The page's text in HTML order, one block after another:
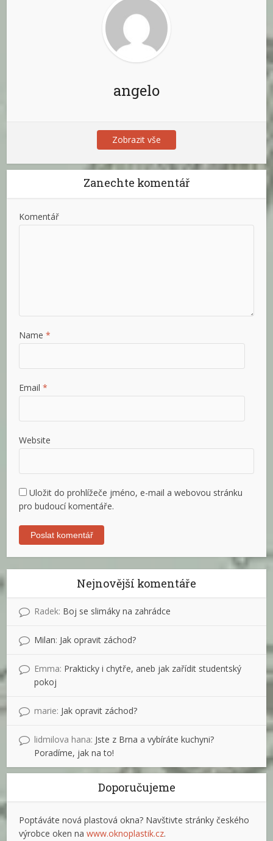
angelo
Zobrazit vše
Zanechte komentář
Komentář
Name *
Email *
Website
Uložit do prohlížeče jméno, e-mail a webovou stránku
pro budoucí komentáře.
Nejnovější komentáře
Radek: Boj se slimáky na zahrádce
Milan: Jak opravit záchod?
Emma: Prakticky i chytře, aneb jak zařídit studentský
pokoj
marie: Jak opravit záchod?
lidmilova hana: Jste z Brna a vybíráte kuchyni?
Poradíme, jak na to!
Doporučujeme
Poptáváte nová plastová okna? Navštivte stránky českého
výrobce oken nawww.oknoplastik.cz.